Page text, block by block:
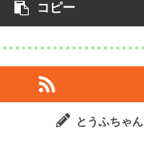
コピー
とうふちゃん